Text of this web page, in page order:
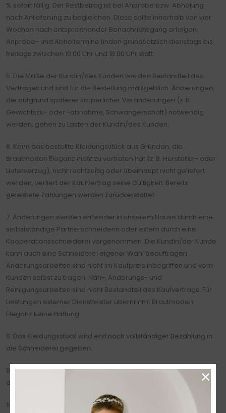
% sofort fällig. Der Restbetrag ist bei Anprobe bzw. Abholung
nach Anlieferung zu begleichen. Diese sollte innerhalb von vier
Wochen nach entsprechender Benachrichtigung erfolgen.
Anprobe- und Abholtermine finden grundsätzlich dienstags bis
freitags zwischen 10:00 Uhr und 18:00 Uhr statt.
5. Die Maße der Kundin/des Kunden werden Bestandteil des
Vertrages und sind für die Bestellung maßgeblich. Änderungen,
die aufgrund späterer körperlicher Veränderungen (z. B.
Gewichtszu- oder -abnahme, Schwangerschaft) notwendig
werden, gehen zu Lasten der Kundin/des Kunden.
6. Kann das bestellte Kleidungsstück aus Gründen, die
Brautmoden Eleganz nicht zu vertreten hat (z. B. Hersteller- oder
Lieferverzug), nicht rechtzeitig oder überhaupt nicht geliefert
werden, verliert der Kaufvertrag seine Gültigkeit. Bereits
geleistete Zahlungen werden zurückerstattet.
7. Änderungen werden entweder in unserem Hause durch eine
selbstständige Partnerschneiderin oder extern durch eine
Kooperationsschneiderei vorgenommen. Die Kundin/der Kunde
kann auch eine Schneiderei eigener Wahl beauftragen.
Änderungsarbeiten sind nicht im Kaufpreis inbegriffen und vom
Kunden selbst zu tragen. Näh-, Änderungs- und
Reinigungsarbeiten sind nicht Bestandteil des Kaufvertrags. Für
Leistungen externer Dienstleister übernimmt Brautmoden
Eleganz keine Haftung.
8. Das Kleidungsstück wird erst nach vollständiger Bezahlung in
die Schneiderei gegeben.
9. Die Ware wird erst nach vollständiger Bezahlung
ausgehändigt.
10. Terminabsagen müssen mindestens 24 Stunden vor dem
×